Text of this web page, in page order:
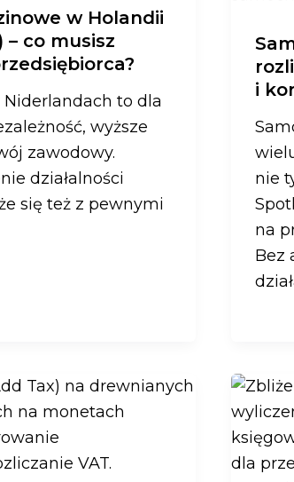
w Holandii
co musisz
Niderlandach to dla
wyższe
zawodowy.
działalności
się też z pewnymi
i
nie
na
Bez